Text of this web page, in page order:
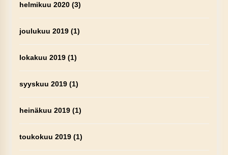
helmikuu 2020(3)
joulukuu 2019(1)
lokakuu 2019(1)
syyskuu 2019(1)
heinäkuu 2019(1)
toukokuu 2019(1)